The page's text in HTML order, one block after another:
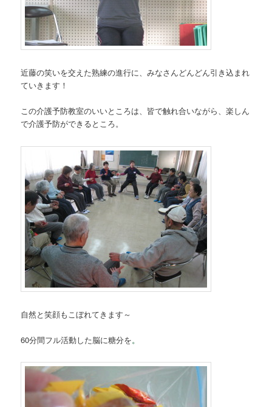
近藤の笑いを交えた熟練の進行に、みなさんどんどん引き込まれ
ていきます！
この介護予防教室のいいところは、皆で触れ合いながら、楽しん
で介護予防ができるところ。
自然と笑顔もこぼれてきます～
60分間フル活動した脳に糖分を。